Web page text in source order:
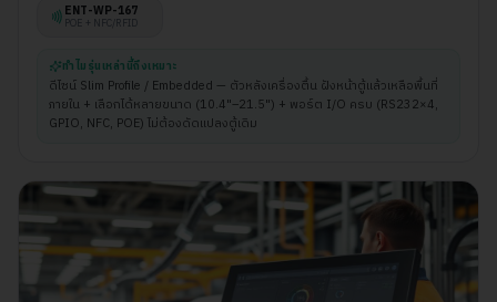
ENT-WP-167
POE + NFC/RFID
ทำไมรุ่นเหล่านี้ถึงเหมาะ
ดีไซน์ Slim Profile / Embedded — ตัวหลังเครื่องตื้น ฝังหน้าตู้แล้วเหลือพื้นที่
ภายใน + เลือกได้หลายขนาด (10.4"–21.5") + พอร์ต I/O ครบ (RS232×4,
GPIO, NFC, POE) ไม่ต้องดัดแปลงตู้เดิม